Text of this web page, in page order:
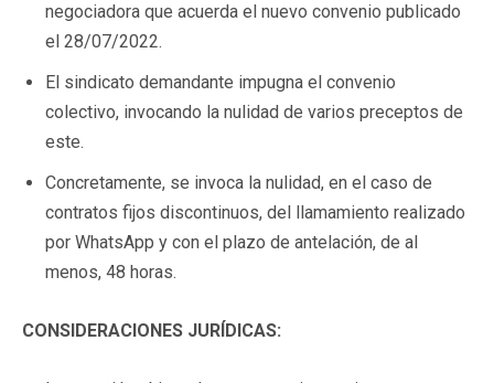
negociadora que acuerda el nuevo convenio publicado
el 28/07/2022.
El sindicato demandante impugna el convenio
colectivo, invocando la nulidad de varios preceptos de
este.
Concretamente, se invoca la nulidad, en el caso de
contratos fijos discontinuos, del llamamiento realizado
por WhatsApp y con el plazo de antelación, de al
menos, 48 horas.
CONSIDERACIONES JURÍDICAS: